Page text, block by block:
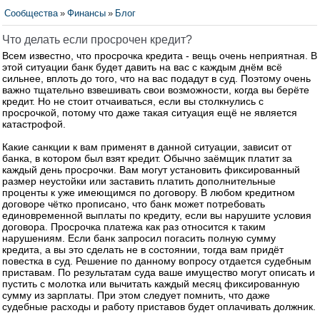
Сообщества » Финансы » Блог
Что делать если просрочен кредит?
Всем известно, что просрочка кредита - вещь очень неприятная. В
этой ситуации банк будет давить на вас с каждым днём всё
сильнее, вплоть до того, что на вас подадут в суд. Поэтому очень
важно тщательно взвешивать свои возможности, когда вы берёте
кредит. Но не стоит отчаиваться, если вы столкнулись с
просрочкой, потому что даже такая ситуация ещё не является
катастрофой.
Какие санкции к вам применят в данной ситуации, зависит от
банка, в котором был взят кредит. Обычно заёмщик платит за
каждый день просрочки. Вам могут установить фиксированный
размер неустойки или заставить платить дополнительные
проценты к уже имеющимся по договору. В любом кредитном
договоре чётко прописано, что банк может потребовать
единовременной выплаты по кредиту, если вы нарушите условия
договора. Просрочка платежа как раз относится к таким
нарушениям. Если банк запросил погасить полную сумму
кредита, а вы это сделать не в состоянии, тогда вам придёт
повестка в суд. Решение по данному вопросу отдается судебным
приставам. По результатам суда ваше имущество могут описать и
пустить с молотка или вычитать каждый месяц фиксированную
сумму из зарплаты. При этом следует помнить, что даже
судебные расходы и работу приставов будет оплачивать должник.